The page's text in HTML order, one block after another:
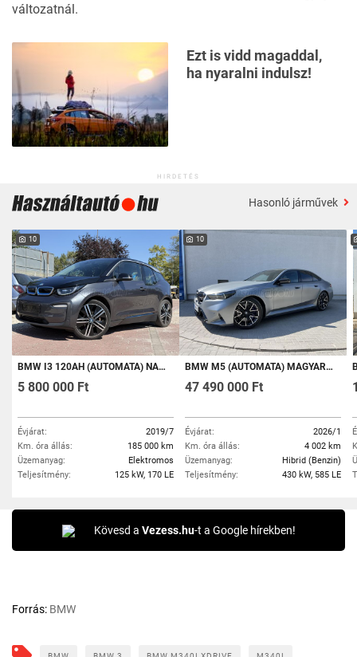
változatnál.
Ezt is vidd magaddal,
ha nyaralni indulsz!
HIRDETÉS
Hasonló járművek
10
BMW I3 120AH (AUTOMATA) NAGYNAVI.KAMERA.TETŐABLAK.ÜLÉSFŰTÉS
5 800 000 Ft
Évjárat:
2019/7
Km. óra állás:
185 000 km
Üzemanyag:
Elektromos
Teljesítmény:
125 kW, 170 LE
10
BMW M5 (AUTOMATA) MAGYARORSZÁGI - ÁFÁ-S - 4.000.-KM - FROZEN PURE GREY - SERVICE INCLUSIVE
47 490 000 Ft
Évjárat:
2026/1
Km. óra állás:
4 002 km
Üzemanyag:
Hibrid (Benzin)
Teljesítmény:
430 kW, 585 LE
Kövesd a Vezess.hu-t a Google hírekben!
Forrás: BMW